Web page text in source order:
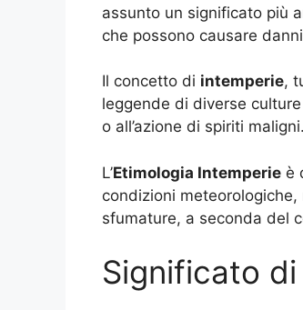
assunto un significato più
che possono causare
Il concetto di intemperie,
leggende di diverse
o all’azione di spiriti maligni.
L’Etimologia Intemperie è
condizioni
sfumature, a seconda del
Significato di